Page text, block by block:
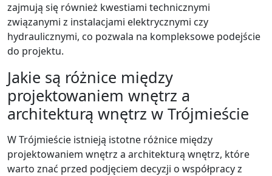
zajmują się również kwestiami technicznymi
związanymi z instalacjami elektrycznymi czy
hydraulicznymi, co pozwala na kompleksowe podejście
do projektu.
Jakie są różnice między
projektowaniem wnętrz a
architekturą wnętrz w Trójmieście
W Trójmieście istnieją istotne różnice między
projektowaniem wnętrz a architekturą wnętrz, które
warto znać przed podjęciem decyzji o współpracy z